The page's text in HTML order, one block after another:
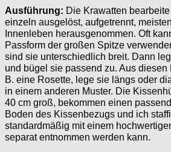
Ausführung: Die Krawatten
einzeln ausgelöst, aufgetrennt,
Innenleben herausgenommen. Oft
Passform der großen Spitze
sind sie unterschiedlich breit. Dann
und bügel sie passend zu. Aus diesen
B. eine Rosette, lege sie längs oder
in einem anderen Muster. Die
40 cm groß, bekommen einen
Boden des Kissenbezugs und ich
standardmäßig mit einem
separat entnommen werden kann.